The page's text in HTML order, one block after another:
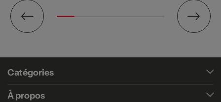
Catégories
À propos